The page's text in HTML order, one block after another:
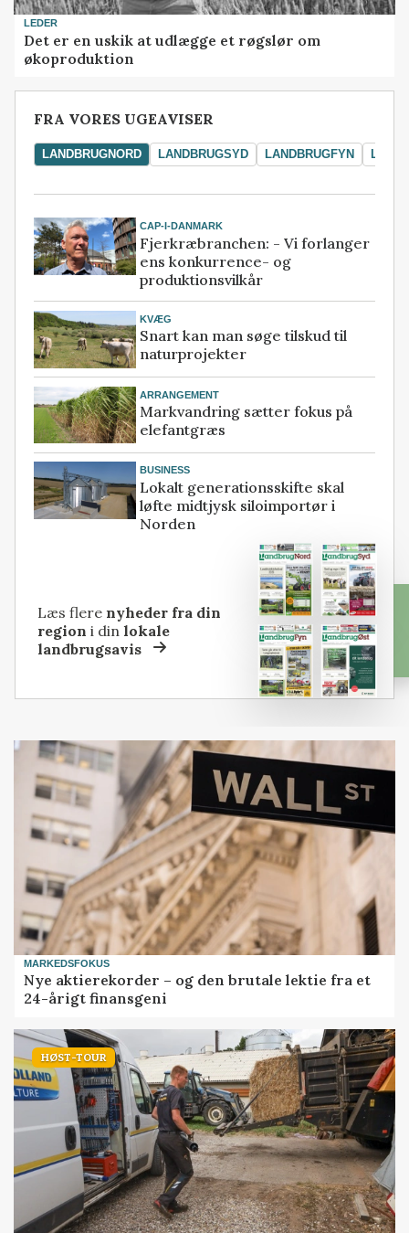
LEDER
Det er en uskik at udlægge et røgslør om
økoproduktion
FRA VORES UGEAVISER
LANDBRUGNORD LANDBRUGSYD LANDBRUGFYN
CAP-I-DANMARK
Fjerkræbranchen: - Vi forlanger
ens konkurrence- og
produktionsvilkår
KVÆG
Snart kan man søge tilskud til
naturprojekter
ARRANGEMENT
Markvandring sætter fokus på
elefantgræs
BUSINESS
Lokalt generationsskifte skal
løfte midtjysk siloimportør i
Norden
Læs flere nyheder fra din
region i dinlokale
landbrugsavis
MARKEDSFOKUS
Nye aktierekorder – og den brutale lektie fra et
24-årigt finansgeni
HØST-TOUR